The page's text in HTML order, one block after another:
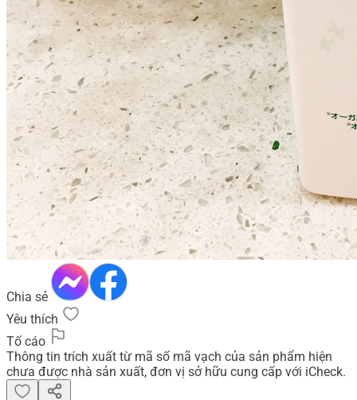
Chia sẻ
Yêu thích
Tố cáo
Thông tin trích xuất từ mã số mã vạch của sản phẩm hiện
chưa được nhà sản xuất, đơn vị sở hữu cung cấp với iCheck.